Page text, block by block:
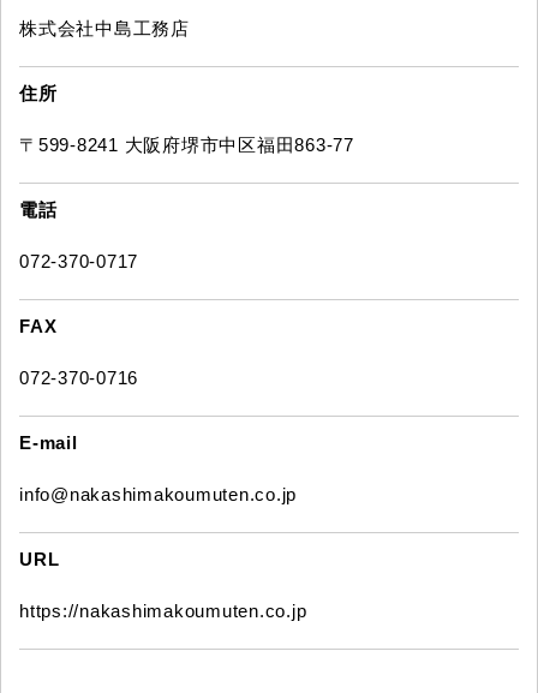
株式会社中島工務店
住所
〒599-8241 大阪府堺市中区福田863-77
電話
072-370-0717
FAX
072-370-0716
E-mail
info@nakashimakoumuten.co.jp
URL
https://nakashimakoumuten.co.jp